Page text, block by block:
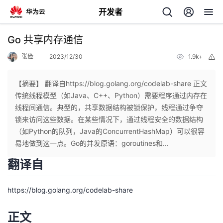
开发者
返
个
人
主
页
我
的
开
发
Go 共享内存通信
张俭 2023/12/30 1.9k+
【摘要】 翻译自https://blog.golang.org/codelab-share 正文
传统线程模型（如Java、C++、Python）需要程序通过内存在
线程间通信。典型的，共享数据结构被锁保护，线程通过争夺
锁来访问这些数据。在某些情况下，通过线程安全的数据结构
（如Python的队列，Java的ConcurrentHashMap）可以很容
易地做到这一点。Go的并发原语：goroutines和...
翻译自
https://blog.golang.org/codelab-share
正文